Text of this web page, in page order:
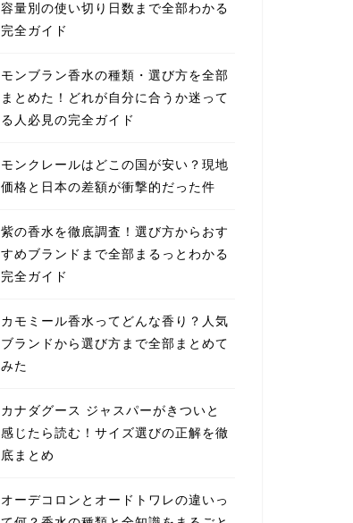
容量別の使い切り日数まで全部わかる
完全ガイド
モンブラン香水の種類・選び方を全部
まとめた！どれが自分に合うか迷って
る人必見の完全ガイド
モンクレールはどこの国が安い？現地
価格と日本の差額が衝撃的だった件
紫の香水を徹底調査！選び方からおす
すめブランドまで全部まるっとわかる
完全ガイド
カモミール香水ってどんな香り？人気
ブランドから選び方まで全部まとめて
みた
カナダグース ジャスパーがきついと
感じたら読む！サイズ選びの正解を徹
底まとめ
オーデコロンとオードトワレの違いっ